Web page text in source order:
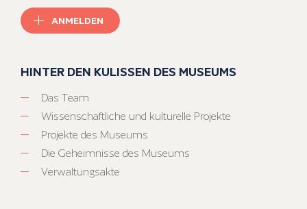
ANMELDEN
HINTER DEN KULISSEN DES MUSEUMS
Das Team
Wissenschaftliche und kulturelle Projekte
Projekte des Museums
Die Geheimnisse des Museums
Verwaltungsakte